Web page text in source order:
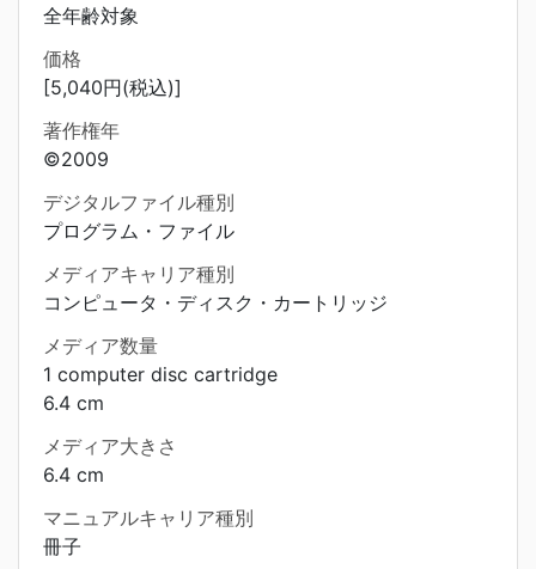
全年齢対象
価格
[5,040円(税込)]
著作権年
©2009
デジタルファイル種別
プログラム・ファイル
メディアキャリア種別
コンピュータ・ディスク・カートリッジ
メディア数量
1 computer disc cartridge
6.4 cm
メディア大きさ
6.4 cm
マニュアルキャリア種別
冊子